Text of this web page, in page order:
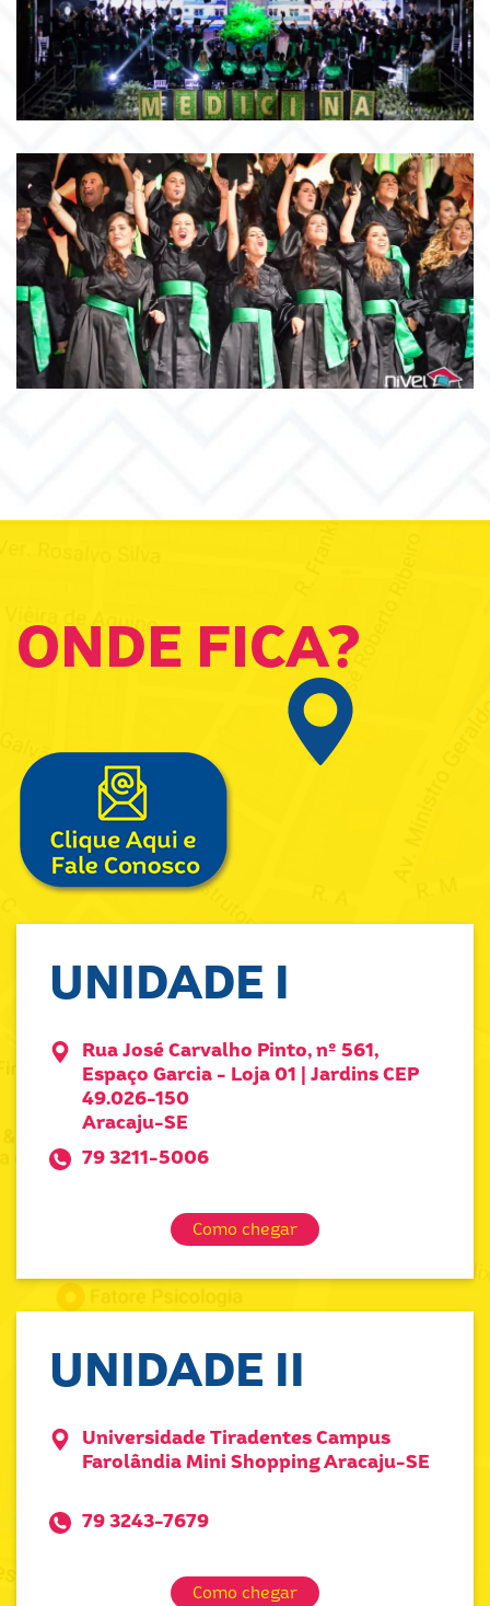
ONDE FICA?
UNIDADE I
Rua José Carvalho Pinto, nº 561,
Espaço Garcia - Loja 01 | Jardins CEP
49.026-150
Aracaju-SE
79 3211-5006
Como chegar
UNIDADE II
Universidade Tiradentes Campus
Farolândia Mini Shopping Aracaju-SE
79 3243-7679
Como chegar